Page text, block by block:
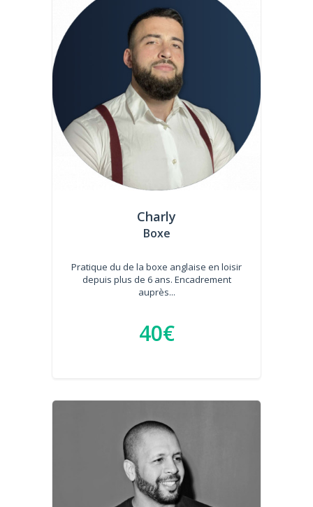
Charly
Boxe
Pratique du de la boxe anglaise en loisir
depuis plus de 6 ans. Encadrement
auprès...
40€